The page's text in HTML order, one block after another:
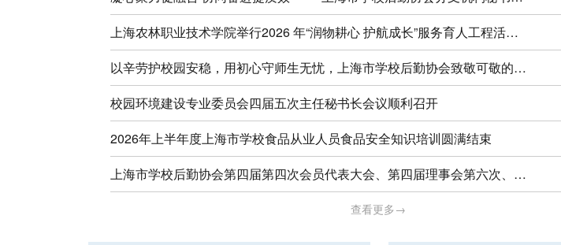
上海农林职业技术学院举行2026 年“润物耕心 护航成长”服务育人工程活动启动仪式
以辛劳护校园安稳，用初心守师生无忧，上海市学校后勤协会致敬可敬的劳动者，五一节日快乐！
校园环境建设专业委员会四届五次主任秘书长会议顺利召开
2026年上半年度上海市学校食品从业人员食品安全知识培训圆满结束
上海市学校后勤协会第四届第四次会员代表大会、第四届理事会第六次、第七次会议、第三届监事会第四次会议顺利召开
查看更多→